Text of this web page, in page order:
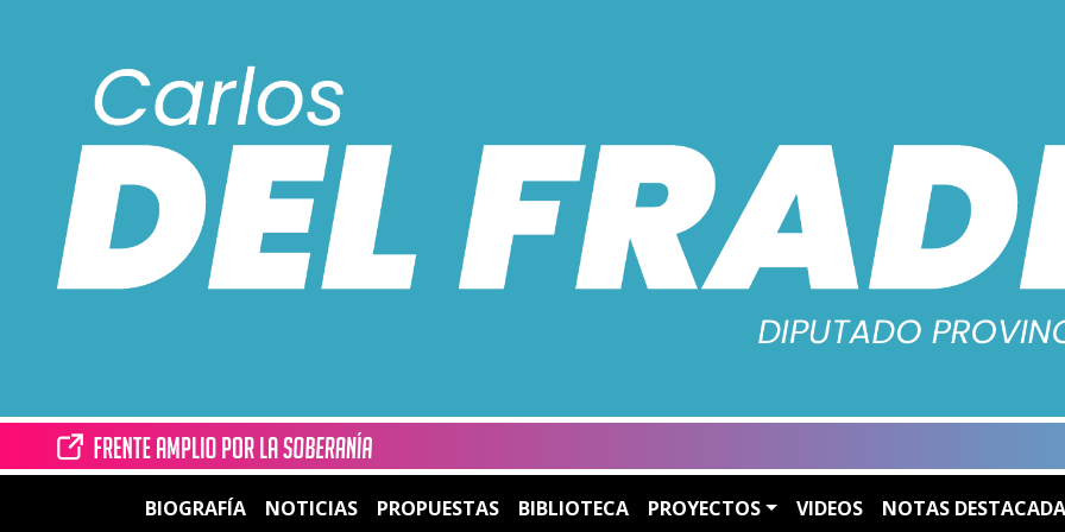
BIOGRAFÍA NOTICIAS PROPUESTAS BIBLIOTECA PROYECTOS VIDEOS NOTAS